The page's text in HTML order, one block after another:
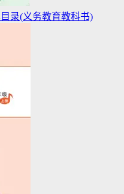
录(义务教育教科书)